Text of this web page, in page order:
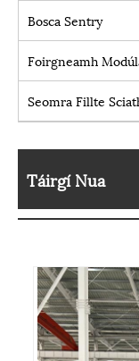
Bosca Sentry
Foirgneamh
Seomra Fillte
Táirgí Nua